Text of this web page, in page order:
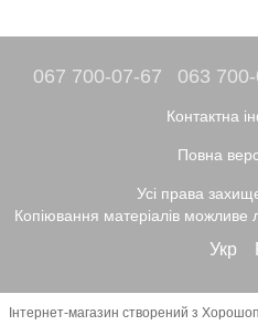
067 700-07-67 063
Контактна
Повна
Усі права
Копіювання матеріалів можливе
Укр
Інтернет-магазин створений з Хорошоп